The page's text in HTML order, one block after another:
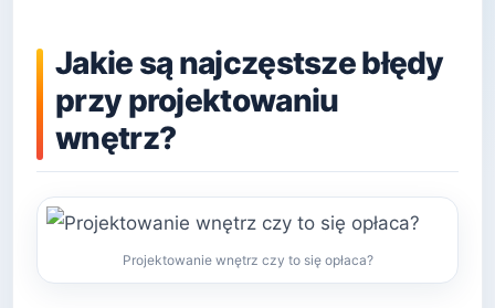
Jakie są najczęstsze błędy
przy projektowaniu
wnętrz?
Projektowanie wnętrz czy to się opłaca?